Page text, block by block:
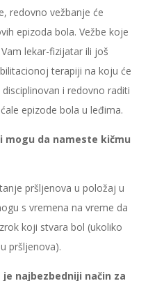
redovno vežbanje će
epizoda bola. Vežbe koje
lekar-fizijatar ili još
terapiji na koju će
i redovno raditi
epizode bola u leđima.
mogu da nameste kičmu
pršljenova u položaj u
s vremena na vreme da
koji stvara bol (ukoliko
pršljenova).
najbezbedniji način za